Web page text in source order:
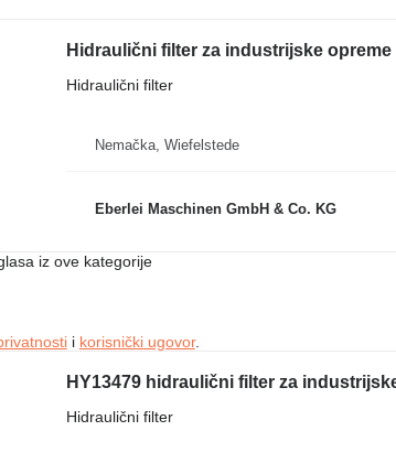
Hidraulični filter za industrijske opreme
Hidraulični filter
Nemačka, Wiefelstede
Eberlei Maschinen GmbH & Co. KG
iz ove kategorije
i korisnički ugovor.
HY13479 hidraulični filter za
Hidraulični filter